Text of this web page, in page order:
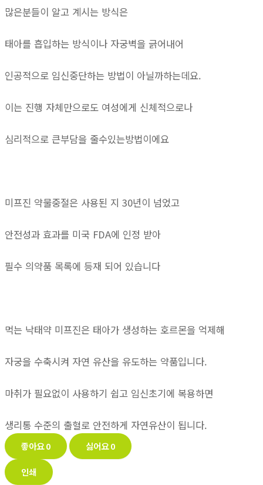
많은분들이 알고 계시는 방식은
태아를 흡입하는 방식이나 자궁벽을 긁어내어
인공적으로 임신중단하는 방법이 아닐까하는데요.
이는 진행 자체만으로도 여성에게 신체적으로나
심리적으로 큰부담을 줄수있는방법이에요
미프진 약물중절은 사용된 지 30년이 넘었고
안전성과 효과를 미국 FDA에 인정 받아
필수 의약품 목록에 등재 되어 있습니다
먹는 낙태약 미프진은 태아가 생성하는 호르몬을 억제해
자궁을 수축시켜 자연 유산을 유도하는 약품입니다.
마취가 필요없이 사용하기 쉽고 임신초기에 복용하면
생리통 수준의 출혈로 안전하게 자연유산이 됩니다.
좋아요0 싫어요0
인쇄